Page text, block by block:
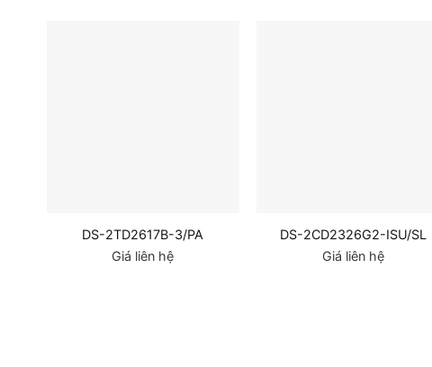
DS-2TD2617B-3/PA
Giá liên hệ
DS-2CD2326G2-ISU/SL
Giá liên hệ